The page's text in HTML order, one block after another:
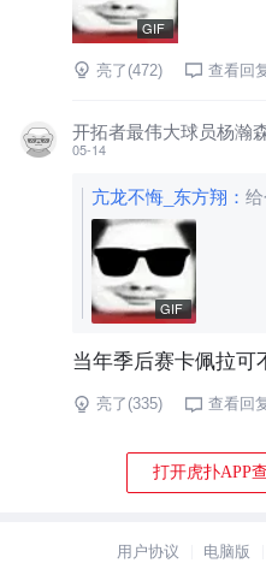
GIF
亮了(472) 查看回
开拓者最伟大球员杨瀚
05-14
亢龙不悔_东方翔 ：
GIF
当年季后赛卡佩拉可
亮了(335) 查看回
打开虎扑APP
用户协议 电脑版